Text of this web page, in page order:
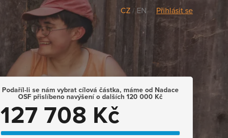
CZ /EN Přihlásit se
Podaříl-li se nám vybrat cílová částka, máme od Nadace
OSF přislíbeno navýšení o dalších 120 000 Kč
127 708 Kč